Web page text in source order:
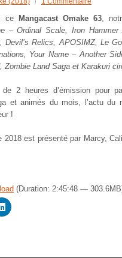
ce Mangacast Omake 63,
– Ordinal Scale, Iron
Devil’s Relics, APOSIMZ, Le
Your Name – Another
Zombie Land Saga et Karakuri
de 2 heures d’émission pour
et animés du mois, l’actu
!
2018 est présenté par Marcy,
(Duration: 2:45:48 —